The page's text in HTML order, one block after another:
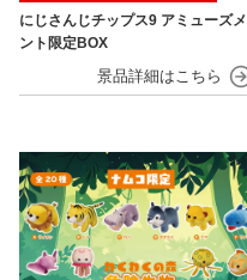
にじさんじチップス9 アミューズメ
ント限定BOX